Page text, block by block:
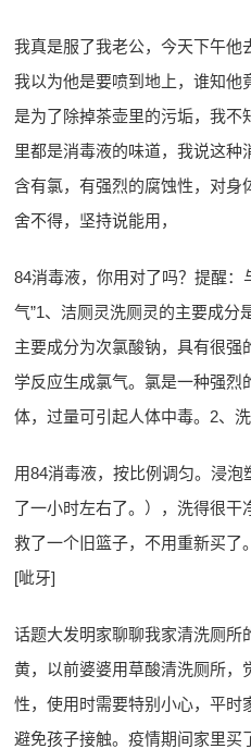
我真是服了我老公，今天下午他
我以为他是要喷到地上，谁知他
是为了除掉茶壶里的污垢，我不
里都是消毒液的味道，我说这种
含有氯，有强烈的腐蚀性，对身
舍不得，坚持说能用，
84消毒液，你用对了吗？提醒：
气”1、洁厕灵洗厕灵的主要成分
主要成分为次氯酸钠，具有很
学反应生成氯气。氯是一种强烈
体，过量可引起人体中毒。2、
用84消毒液，按比例调匀。浸
了一小时左右了。），洗得很
救了一个旧篮子，不用重新买了
[呲牙]
话题大发明家聊聊我家清洗厕所
黄，以前婆婆用草酸清洗厕所，
性，使用时需要特别小心，平时
避免孩子接触。疫情期间家里买